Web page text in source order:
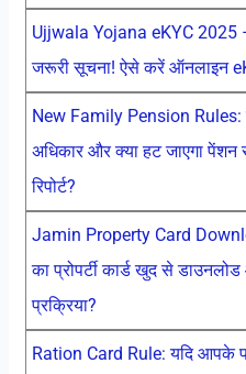
Ujjwala Yojana eKYC 2025
जरूरी सूचना! ऐसे करें ऑनलाइन
New Family Pension Rules:
अधिकार और क्या हट जाएगा पेंशन
रिपोर्ट?
Jamin Property Card
का प्रोपर्टी कार्ड खुद से
प्रक्रिया?
Ration Card Rule: यदि आपके